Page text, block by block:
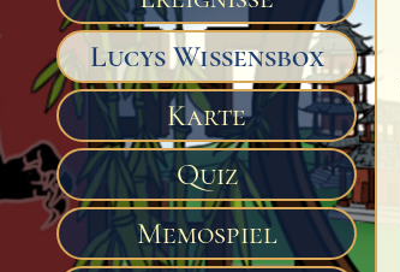
Lucys Wissensbox
Karte
Quiz
Memospiel